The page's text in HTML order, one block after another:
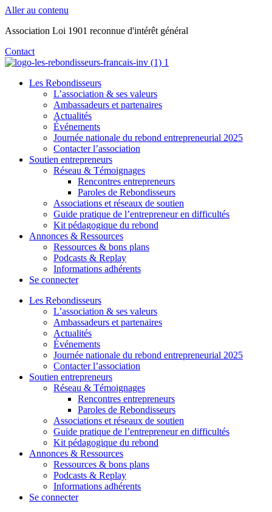
Aller au contenu
Association Loi 1901 reconnue d'intérêt général
Contact
Les Rebondisseurs
L’association & ses valeurs
Ambassadeurs et partenaires
Actualités
Événements
Journée nationale du rebond entrepreneurial 2025
Contacter l’association
Soutien entrepreneurs
Réseau & Témoignages
Rencontres entrepreneurs
Paroles de Rebondisseurs
Associations et réseaux de soutien
Guide pratique de l’entrepreneur en difficultés
Kit pédagogique du rebond
Annonces & Ressources
Ressources & bons plans
Podcasts & Replay
Informations adhérents
Se connecter
Les Rebondisseurs
L’association & ses valeurs
Ambassadeurs et partenaires
Actualités
Événements
Journée nationale du rebond entrepreneurial 2025
Contacter l’association
Soutien entrepreneurs
Réseau & Témoignages
Rencontres entrepreneurs
Paroles de Rebondisseurs
Associations et réseaux de soutien
Guide pratique de l’entrepreneur en difficultés
Kit pédagogique du rebond
Annonces & Ressources
Ressources & bons plans
Podcasts & Replay
Informations adhérents
Se connecter